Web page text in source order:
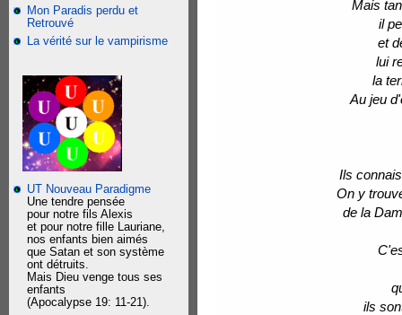
Mon Paradis perdu et
Retrouvé
La vérité sur le vampirisme
UT Nouveau Paradigme
Une tendre pensée
pour notre fils Alexis
et pour notre fille Lauriane,
nos enfants bien aimés
que Satan et son système
ont détruits.
Mais Dieu venge tous ses
enfants
(Apocalypse 19: 11-21).
Mais
il
et
lui
la
Au jeu
Ils
On y
de la
ils